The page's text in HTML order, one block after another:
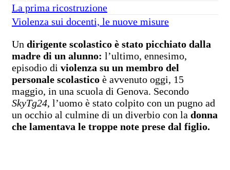
La prima ricostruzione
Violenza sui docenti, le nuove misure
Un dirigente scolastico è stato picchiato dalla
madre di un alunno: l’ultimo, ennesimo,
episodio di violenza su un membro del
personale scolastico è avvenuto oggi, 15
maggio, in una scuola di Genova. Secondo
SkyTg24, l’uomo è stato colpito con un pugno ad
un occhio al culmine di un diverbio con la donna
che lamentava le troppe note prese dal figlio.